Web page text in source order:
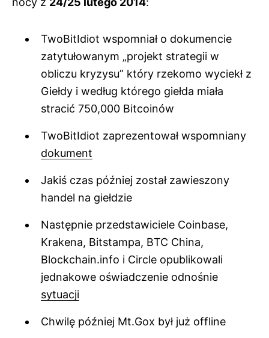
TwoBitIdiot wspomniał o dokumencie
zatytułowanym „projekt strategii w
obliczu kryzysu” który rzekomo wyciekł z
Giełdy i według którego giełda miała
stracić 750,000 Bitcoinów
TwoBitIdiot zaprezentował wspomniany
dokument
Jakiś czas później został zawieszony
handel na giełdzie
Następnie przedstawiciele Coinbase,
Krakena, Bitstampa, BTC China,
Blockchain.info i Circle opublikowali
jednakowe oświadczenie odnośnie
sytuacji
Chwilę później Mt.Gox był już offline